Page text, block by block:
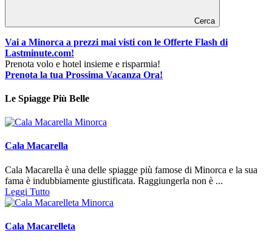
Cerca
Vai a Minorca a prezzi mai visti con le Offerte Flash di
Lastminute.com!
Prenota volo e hotel insieme e risparmia!
Prenota la tua Prossima Vacanza Ora!
Le Spiagge Più Belle
Cala Macarella
Cala Macarella è una delle spiagge più famose di Minorca e la sua
fama è indubbiamente giustificata. Raggiungerla non è ...
Leggi Tutto
Cala Macarelleta